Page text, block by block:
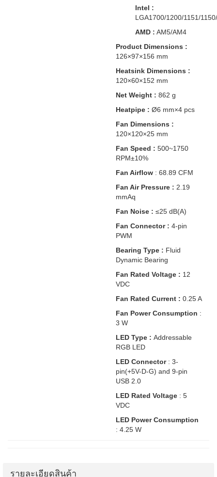
Intel :
LGA1700/1200/1151/
AMD : AM5/AM4
Product Dimensions :
126×97×156 mm
Heatsink Dimensions :
120×60×152 mm
Net Weight : 862 g
Heatpipe : Ø6 mm×4 pcs
Fan Dimensions :
120×120×25 mm
Fan Speed : 500~1750
RPM±10%
Fan Airflow : 68.89 CFM
Fan Air Pressure : 2.19
mmAq
Fan Noise : ≤25 dB(A)
Fan Connector : 4-pin
PWM
Bearing Type : Fluid
Dynamic Bearing
Fan Rated Voltage : 12
VDC
Fan Rated Current : 0.25 A
Fan Power Consumption :
3 W
LED Type : Addressable
RGB LED
LED Connector: 3-
pin(+5V-D-G) and 9-pin
USB 2.0
LED Rated Voltage : 5
VDC
LED Power Consumption
: 4.25 W
รายละเอียดสินค้า